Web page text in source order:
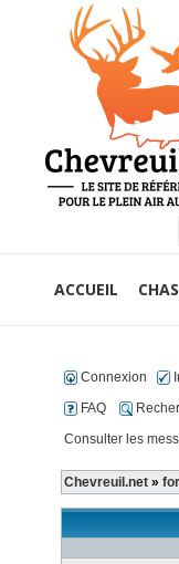
ACCUEIL
Connexion
FAQ
Consulter les
Chevreuil.net »